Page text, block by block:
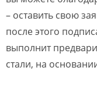
– оставить свою
после этого
выполнит
стали, на